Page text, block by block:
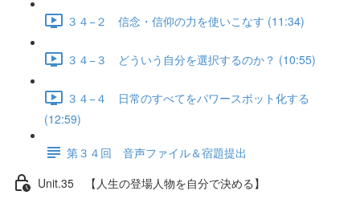
３４−２ 信念・信仰の力を使いこなす (11:34)
３４−３ どういう自分を選択するのか？ (10:55)
３４−４ 日常のすべてをパワースポット化する
(12:59)
第３４回 音声ファイル＆宿題提出
Unit.35 【人生の登場人物を自分で決める】